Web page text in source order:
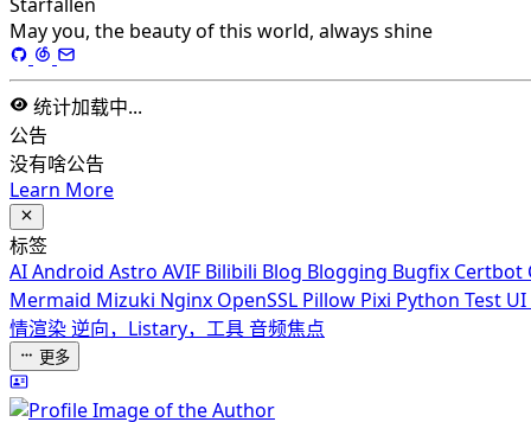
Starfallen
May you, the beauty of this world, always shine
统计加载中...
公告
没有啥公告
Learn More
标签
AIAndroid Astro AVIF Bilibili Blog Blogging Bugfix Certbot
Mermaid Mizuki Nginx OpenSSL Pillow Pixi Python Test UI
情渲染逆向，Listary，工具音频焦点
更多